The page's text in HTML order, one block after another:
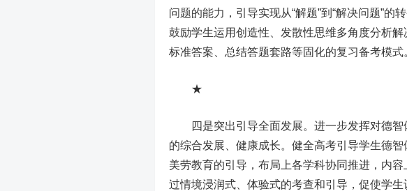
问题的能力，引导实现从“解题”到“解决问题”的
鼓励学生运用创造性、发散性思维多角度分析
标准答案、总结答题套路等固化的复习备考模式
★
四是突出引导全面发展。进一步发挥对德智
的综合发展、健康成长。健全高考引导学生德
美劳教育的引导，布局上各学科协同推进，内
过情境浸润式、体验式的考查和引导，促使学